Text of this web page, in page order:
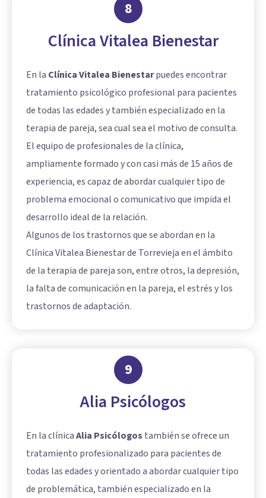
8
Clínica Vitalea Bienestar
En la Clínica Vitalea Bienestarpuedes encontrar
tratamiento psicológico profesional para pacientes
de todas las edades y también especializado en la
terapia de pareja, sea cual sea el motivo de consulta.
El equipo de profesionales de la clínica,
ampliamente formado y con casi más de 15 años de
experiencia, es capaz de abordar cualquier tipo de
problema emocional o comunicativo que impida el
desarrollo ideal de la relación.
Algunos de los trastornos que se abordan en la
Clínica Vitalea Bienestar de Torrevieja en el ámbito
de la terapia de pareja son, entre otros, la depresión,
la falta de comunicación en la pareja, el estrés y los
trastornos de adaptación.
9
Alia Psicólogos
En la clínicaAlia Psicólogos también se ofrece un
tratamiento profesionalizado para pacientes de
todas las edades y orientado a abordar cualquier tipo
de problemática, también especializado en la